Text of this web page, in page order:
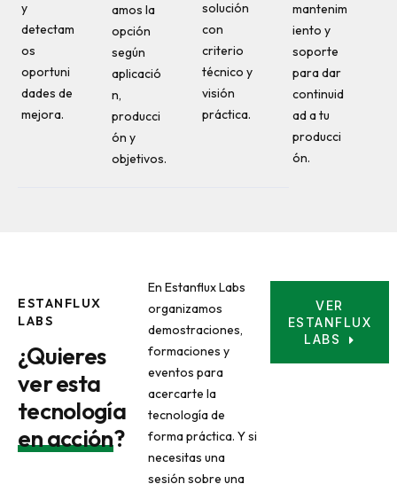
y
detectam
os
oportuni
dades de
mejora.
amos la
opción
según
aplicació
n,
producci
ón y
objetivos.
solución
con
criterio
técnico y
visión
práctica.
mantenim
iento y
soporte
para dar
continuid
ad a tu
producci
ón.
ESTANFLUX
LABS
¿Quieres
ver esta
tecnología
en acción?
En Estanflux Labs
organizamos
demostraciones,
formaciones y
eventos para
acercarte la
tecnología de
forma práctica. Y si
necesitas una
sesión sobre una
VER
ESTANFLUX
LABS